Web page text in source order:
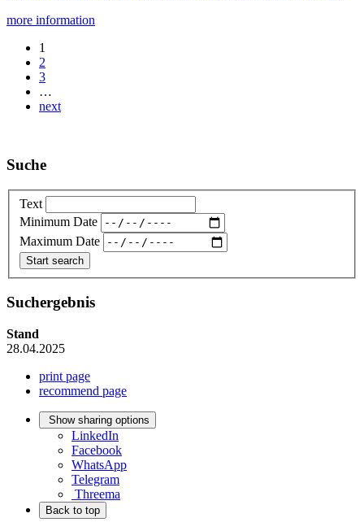
more information
1
2
3
…
next
Suche
Text
Minimum Date
Maximum Date
Suchergebnis
Stand
28.04.2025
print page
recommend page
Show sharing options
LinkedIn
Facebook
WhatsApp
Telegram
Threema
Back to top